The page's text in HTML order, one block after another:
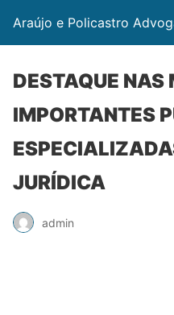
Araújo e Policastro
DESTAQUE NAS
IMPORTANTES
JURÍDICA
admin